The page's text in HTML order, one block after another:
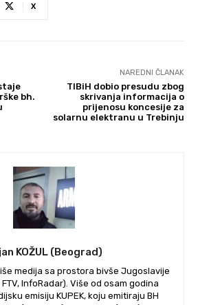
X
bh.
NAREDNI ČLANAK
TIBiH dobio presudu zbog
skrivanja informacija o
prijenosu koncesije za
solarnu elektranu u Trebinju
KOŽUL (Beograd)
medija sa prostora bivše Jugoslavije
InfoRadar). Više od osam godina
emisiju KUPEK, koju emitiraju BH